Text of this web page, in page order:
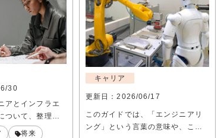
30
アとインフラエ
ついて、整理…
将来
キャリア
更新日：2026/06/17
このガイドでは、「エンジニアリ
ング」という言葉の意味や、こ…